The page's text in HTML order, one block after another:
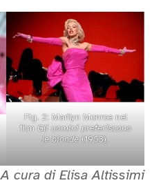
Fig. 2: Marilyn Monroe nel
film Gli uomini preferiscono
le bionde(1953).
A cura di Elisa Altissimi